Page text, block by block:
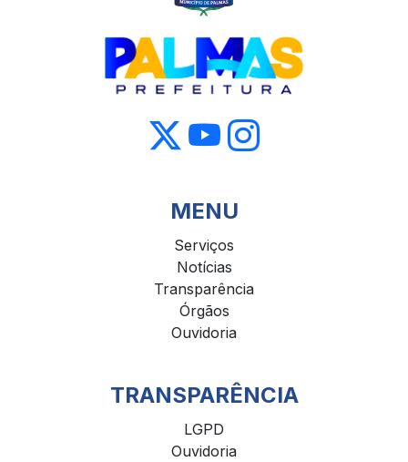
MENU
Serviços
Notícias
Transparência
Órgãos
Ouvidoria
TRANSPARÊNCIA
LGPD
Ouvidoria